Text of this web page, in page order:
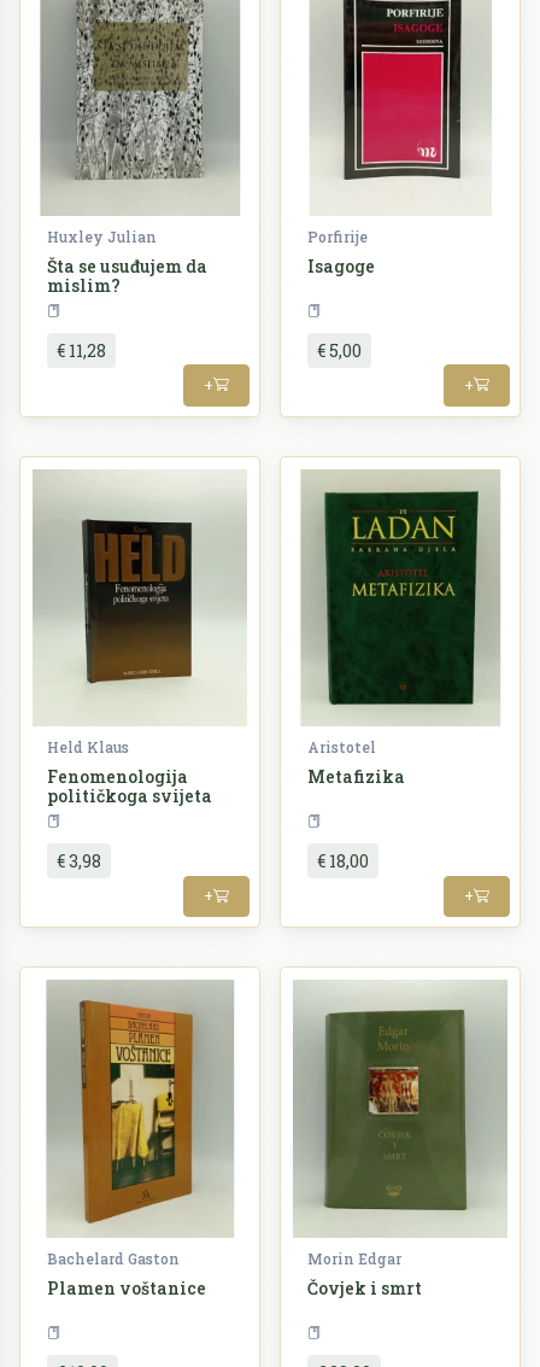
Huxley Julian
Šta se usuđujem da
mislim?
€ 11,28
+
Porfirije
Isagoge
€ 5,00
+
Held Klaus
Fenomenologija
političkoga svijeta
€ 3,98
+
Aristotel
Metafizika
€ 18,00
+
Bachelard Gaston
Plamen voštanice
Morin Edgar
Čovjek i smrt